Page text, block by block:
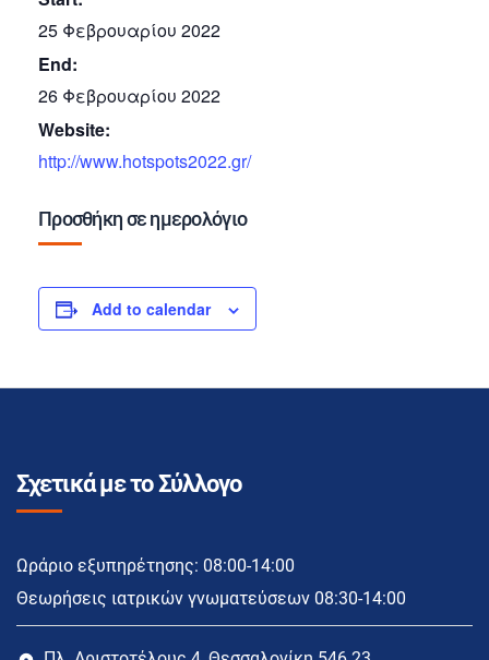
25 Φεβρουαρίου 2022
End:
26 Φεβρουαρίου 2022
Website:
http://www.hotspots2022.gr/
Προσθήκη σε ημερολόγιο
Add to calendar
Σχετικά με το Σύλλογο
Ωράριο εξυπηρέτησης: 08:00-14:00
Θεωρήσεις ιατρικών γνωματεύσεων 08:30-14:00